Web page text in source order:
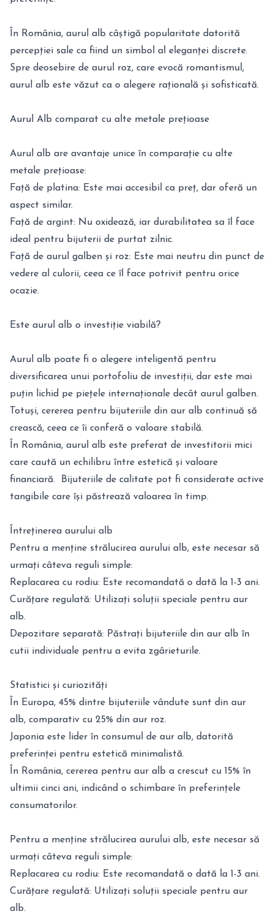
În România, aurul alb câștigă popularitate datorită
percepției sale ca fiind un simbol al eleganței discrete.
Spre deosebire de aurul roz, care evocă romantismul,
aurul alb este văzut ca o alegere rațională și sofisticată.
Aurul Alb comparat cu alte metale prețioase
Aurul alb are avantaje unice în comparație cu alte
metale prețioase:
Față de platina: Este mai accesibil ca preț, dar oferă un
aspect similar.
Față de argint: Nu oxidează, iar durabilitatea sa îl face
ideal pentru bijuterii de purtat zilnic.
Față de aurul galben și roz: Este mai neutru din punct de
vedere al culorii, ceea ce îl face potrivit pentru orice
ocazie.
Este aurul alb o investiție viabilă?
Aurul alb poate fi o alegere inteligentă pentru
diversificarea unui portofoliu de investiții, dar este mai
puțin lichid pe piețele internaționale decât aurul galben.
Totuși, cererea pentru bijuteriile din aur alb continuă să
crească, ceea ce îi conferă o valoare stabilă.
În România, aurul alb este preferat de investitorii mici
care caută un echilibru între estetică și valoare
financiară. Bijuteriile de calitate pot fi considerate active
tangibile care își păstrează valoarea în timp.
Întreținerea aurului alb
Pentru a menține strălucirea aurului alb, este necesar să
urmați câteva reguli simple:
Replacarea cu rodiu: Este recomandată o dată la 1-3 ani.
Curățare regulată: Utilizați soluții speciale pentru aur
alb.
Depozitare separată: Păstrați bijuteriile din aur alb în
cutii individuale pentru a evita zgârieturile.
Statistici și curiozități
În Europa, 45% dintre bijuteriile vândute sunt din aur
alb, comparativ cu 25% din aur roz.
Japonia este lider în consumul de aur alb, datorită
preferinței pentru estetică minimalistă.
În România, cererea pentru aur alb a crescut cu 15% în
ultimii cinci ani, indicând o schimbare în preferințele
consumatorilor.
Pentru a menține strălucirea aurului alb, este necesar să
urmați câteva reguli simple:
Replacarea cu rodiu: Este recomandată o dată la 1-3 ani.
Curățare regulată: Utilizați soluții speciale pentru aur
alb.